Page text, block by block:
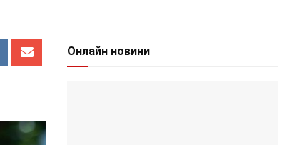
Онлайн новини